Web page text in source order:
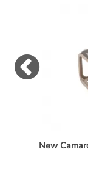
New